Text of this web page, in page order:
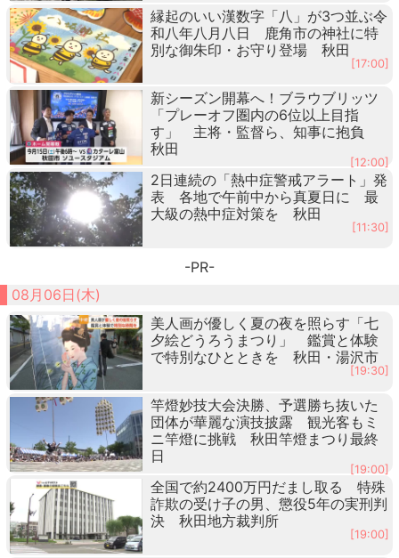
縁起のいい漢数字「八」が3つ並ぶ令
和八年八月八日 鹿角市の神社に特
別な御朱印・お守り登場 秋田
[17:00]
新シーズン開幕へ！ブラウブリッツ
「プレーオフ圏内の6位以上目指
す」 主将・監督ら、知事に抱負
秋田
[12:00]
2日連続の「熱中症警戒アラート」発
表 各地で午前中から真夏日に 最
大級の熱中症対策を 秋田
[11:30]
-PR-
08月06日(木)
美人画が優しく夏の夜を照らす「七
夕絵どうろうまつり」 鑑賞と体験
で特別なひとときを 秋田・湯沢市
[19:30]
竿燈妙技大会決勝、予選勝ち抜いた
団体が華麗な演技披露 観光客もミ
ニ竿燈に挑戦 秋田竿燈まつり最終
日
[19:00]
全国で約2400万円だまし取る 特殊
詐欺の受け子の男、懲役5年の実刑判
決 秋田地方裁判所
[19:00]